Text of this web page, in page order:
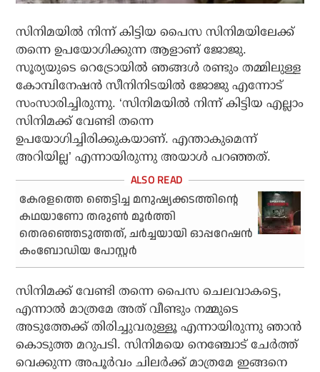
സിനിമയില്‍ നിന്ന് കിട്ടിയ പൈസ സിനിമയിലേക്ക്
തന്നെ ഉപയോഗിക്കുന്ന ആളാണ് ജോജു.
സൂര്യയുടെ റെട്രോയില്‍ ഞങ്ങള്‍ രണ്ടും തമ്മിലുള്ള
കോമ്പിനേഷന്‍ സീനിനിടയില്‍ ജോജു എന്നോട്
സംസാരിച്ചിരുന്നു. ‘സിനിമയില്‍ നിന്ന് കിട്ടിയ എല്ലാം
സിനിമക്ക് വേണ്ടി തന്നെ
ഉപയോഗിച്ചിരിക്കുകയാണ്. എന്താകുമെന്ന്
അറിയില്ല’ എന്നായിരുന്നു അയാള്‍ പറഞ്ഞത്.
കേരളത്തെ ഞെട്ടിച്ച മനുഷ്യക്കടത്തിന്റെ
കഥയാണോ തരുണ്‍ മൂര്‍ത്തി
തെരഞ്ഞെടുത്തത്, ചര്‍ച്ചയായി ഓപ്പറേഷന്‍
കംബോഡിയ പോസ്റ്റര്‍
സിനിമക്ക് വേണ്ടി തന്നെ പൈസ ചെലവാകട്ടെ,
എന്നാല്‍ മാത്രമേ അത് വീണ്ടും നമ്മുടെ
അടുത്തേക്ക് തിരിച്ചുവരുള്ളൂ എന്നായിരുന്നു ഞാന്‍
കൊടുത്ത മറുപടി. സിനിമയെ നെഞ്ചോട് ചേര്‍ത്ത്
വെക്കുന്ന അപൂര്‍വം ചിലര്‍ക്ക് മാത്രമേ ഇങ്ങനെ